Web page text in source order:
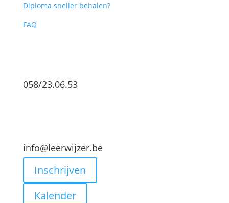
Diploma sneller behalen?
FAQ
058/23.06.53
info@leerwijzer.be
Inschrijven
Kalender